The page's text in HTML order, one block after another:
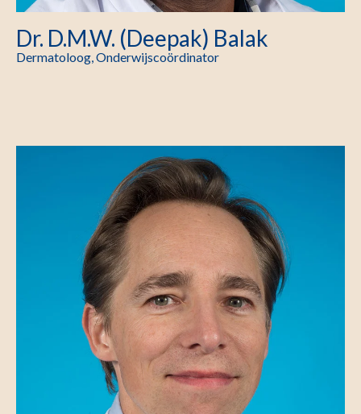
Dr. D.M.W. (Deepak) Balak
Dermatoloog, Onderwijscoördinator